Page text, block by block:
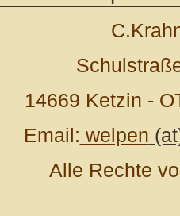
14669 Ketzin -
Email: welpen
Alle Rechte